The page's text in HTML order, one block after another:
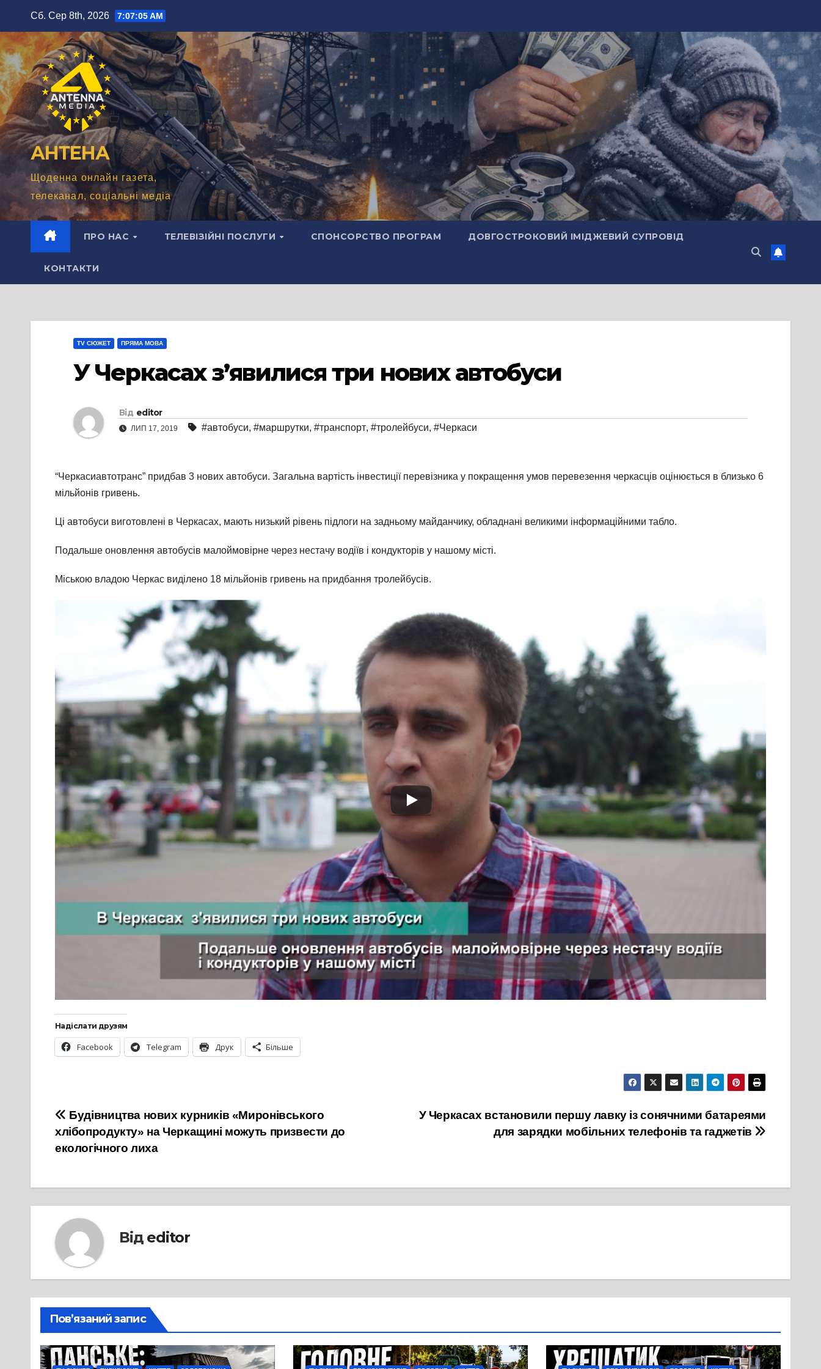
вмісту
Сб. Сер 8th, 2026 7:07:07 AM
АНТЕНА
Щоденна онлайн газета,
телеканал, соціальні медіа
ПРО НАС ТЕЛЕВІЗІЙНІ ПОСЛУГИ СПОНСОРСТВО ПРОГРАМ ДОВГОСТРОКОВИЙ ІМІДЖЕВИЙ СУПРОВІД
КОНТАКТИ
TV СЮЖЕТ ПРЯМА МОВА
У Черкасах з’явилися три нових автобуси
Від editor
ЛИП 17, 2019 #автобуси, #маршрутки, #транспорт, #тролейбуси, #Черкаси
“Черкасиавтотранс” придбав 3 нових автобуси. Загальна вартість інвестиції перевізника у покращення умов перевезення черкасців оцінюється в близько 6
мільйонів гривень.
Ці автобуси виготовлені в Черкасах, мають низький рівень підлоги на задньому майданчику, обладнані великими інформаційними табло.
Подальше оновлення автобусів малоймовірне через нестачу водіїв і кондукторів у нашому місті.
Міською владою Черкас виділено 18 мільйонів гривень на придбання тролейбусів.
Надіслати друзям
Facebook Telegram Друк Більше
Навігація
записів
У Черкасах встановили першу лавку із сонячними батареями
для зарядки мобільних телефонів та гаджетів
Будівництва нових курників «Миронівського
хлібопродукту» на Черкащині можуть призвести до
екологічного лиха
Від editor
Пов’язаний запис